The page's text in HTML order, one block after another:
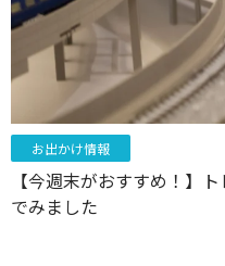
お出かけ情報
【今週末がおすすめ！】
でみました